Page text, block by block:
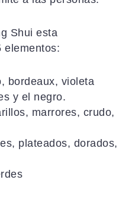
Shui esta
elementos:
bordeaux, violeta
y el negro.
marrores, crudo,
plateados, dorados,